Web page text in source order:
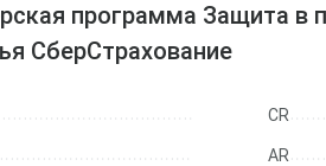
программа Защита в
СберСтрахование
CR
AR